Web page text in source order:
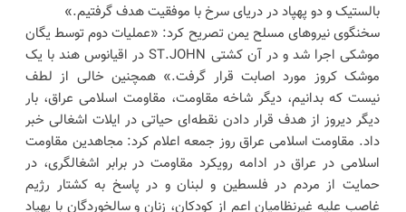
بالستیک و دو پهپاد در دریای سرخ با موفقیت هدف گرفتیم.»
سخنگوی نیروهای مسلح یمن تصریح کرد: «عملیات دوم توسط یگان
موشکی اجرا شد و در آن کشتی ST.JOHN در اقیانوس هند با یک
موشک کروز مورد اصابت قرار گرفت.» همچنین خالی از لطف
نیست که بدانیم، دیگر شاخه مقاومت، مقاومت اسلامی عراق، بار
دیگر دیروز از هدف قرار دادن نقطه‌ای حیاتی در ایلات اشغالی خبر
داد. مقاومت اسلامی عراق روز جمعه اعلام کرد: مجاهدین مقاومت
اسلامی در عراق در ادامه رویکرد مقاومت در برابر اشغالگری، در
حمایت از مردم در فلسطین و لبنان و در پاسخ به کشتار رژیم
غاصب علیه غیرنظامیان اعم از کودکان، زنان و سالخوردگان با پهپاد